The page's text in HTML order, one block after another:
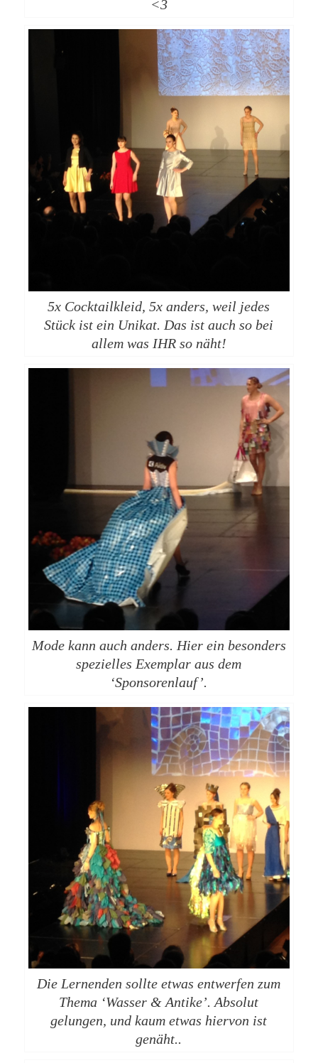
<3
5x Cocktailkleid, 5x anders, weil jedes
Stück ist ein Unikat. Das ist auch so bei
allem was IHR so näht!
Mode kann auch anders. Hier ein besonders
spezielles Exemplar aus dem
‘Sponsorenlauf’.
Die Lernenden sollte etwas entwerfen zum
Thema ‘Wasser & Antike’. Absolut
gelungen, und kaum etwas hiervon ist
genäht..